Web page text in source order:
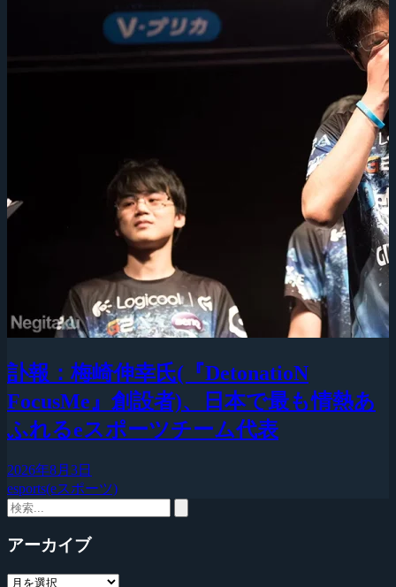
訃報：梅崎伸幸氏(『DetonatioN
FocusMe』創設者)、日本で最も情熱あ
ふれるeスポーツチーム代表
2026年8月3日
esports(eスポーツ)
アーカイブ